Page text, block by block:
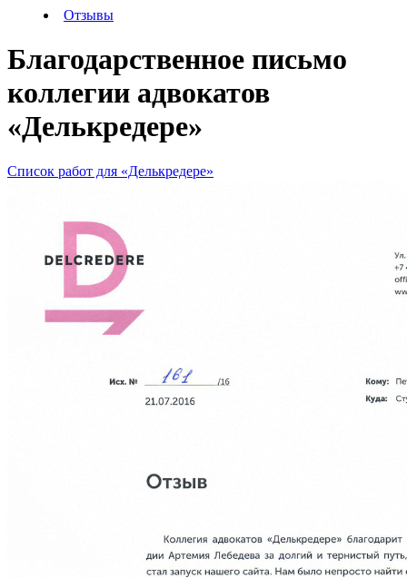
Отзывы
Благодарственное письмо
коллегии адвокатов
«Делькредере»
Список работ для «Делькредере»